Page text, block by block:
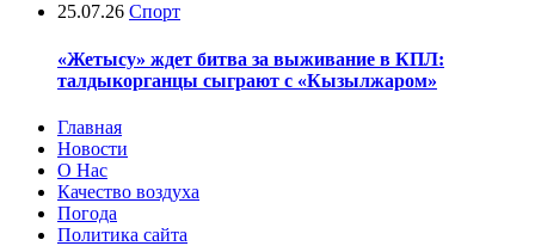
25.07.26 Спорт
«Жетысу» ждет битва за выживание в КПЛ:
талдыкорганцы сыграют с «Кызылжаром»
Главная
Новости
О Нас
Качество воздуха
Погода
Политика сайта